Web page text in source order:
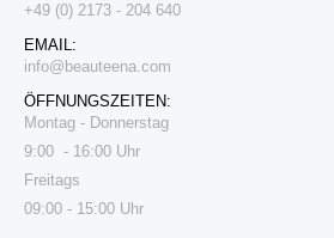
+49 (0) 2173 - 204 640
EMAIL:
info@beauteena.com
ÖFFNUNGSZEITEN:
Montag - Donnerstag
9:00 - 16:00 Uhr
Freitags
09:00 - 15:00 Uhr